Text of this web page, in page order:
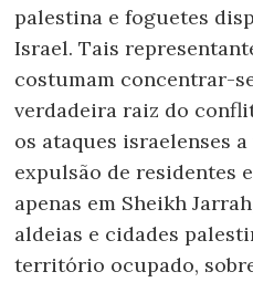
palestina e foguetes
Israel. Tais
costumam concentrar-
verdadeira raiz do
os ataques israelenses
expulsão de residentes
apenas em Sheikh
aldeias e cidades
território ocupado,